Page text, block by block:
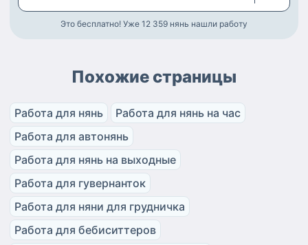
Это бесплатно! Уже 12 359 нянь нашли работу
Похожие страницы
Работа для нянь
Работа для нянь на час
Работа для автонянь
Работа для нянь на выходные
Работа для гувернанток
Работа для няни для грудничка
Работа для бебиситтеров